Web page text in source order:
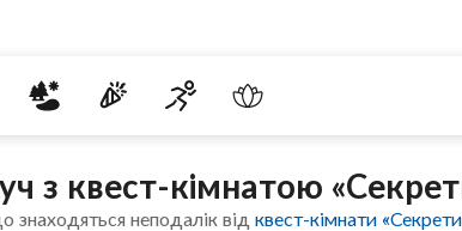
з квест-кімнатою
знаходяться неподалік відквест-кімнати